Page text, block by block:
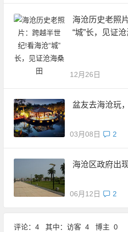
海沧历史老照
“城”长，见证
12月26日
盆友去海沧玩
03月08日 2
海沧区政府出
06月12日 2
评论：4 其中：访客 4 博主 0